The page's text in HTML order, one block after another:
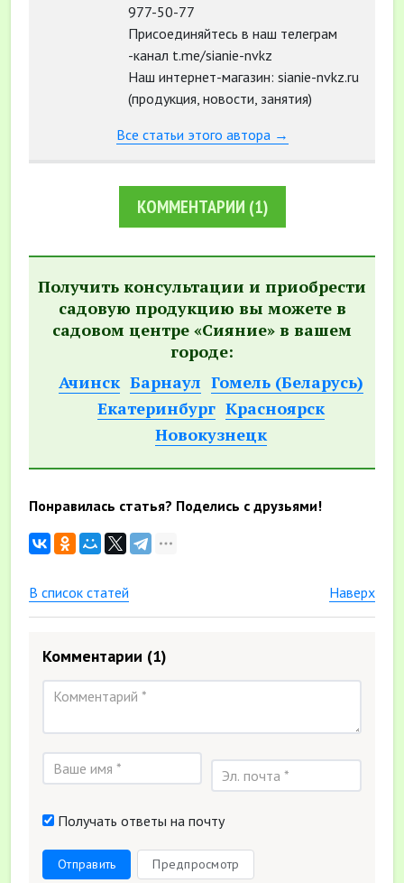
977-50-77
Присоединяйтесь в наш телеграм
-канал t.me/sianie-nvkz
Наш интернет-магазин: sianie-nvkz.ru
(продукция, новости, занятия)
Все статьи этого автора →
КОММЕНТАРИИ (1)
Получить консультации и приобрести
садовую продукцию вы можете в
садовом центре «Сияние» в вашем
городе:
Ачинск Барнаул Гомель (Беларусь)
Екатеринбург Красноярск
Новокузнецк
Понравилась статья? Поделись с друзьями!
В список статей Наверх
Комментарии (1)
Получать ответы на почту
Отправить Предпросмотр